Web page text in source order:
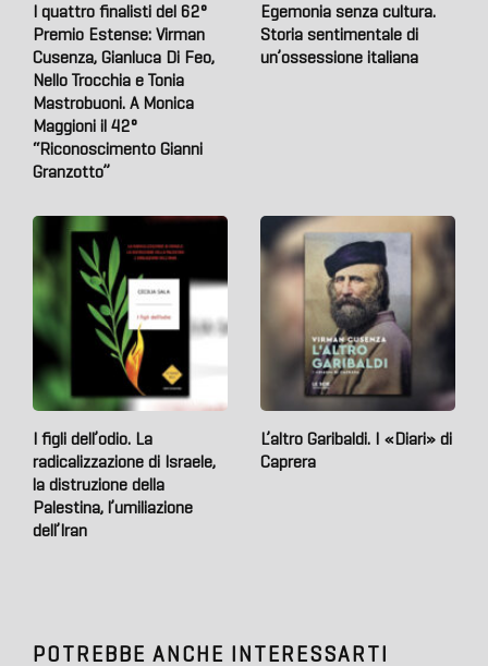
I quattro finalisti del 62°
Premio Estense: Virman
Cusenza, Gianluca Di Feo,
Nello Trocchia e Tonia
Mastrobuoni. A Monica
Maggioni il 42°
“Riconoscimento Gianni
Granzotto”
Egemonia senza cultura.
Storia sentimentale di
un’ossessione italiana
I figli dell’odio. La
radicalizzazione di Israele,
la distruzione della
Palestina, l’umiliazione
dell’Iran
L’altro Garibaldi. I «Diari» di
Caprera
POTREBBE ANCHE INTERESSARTI